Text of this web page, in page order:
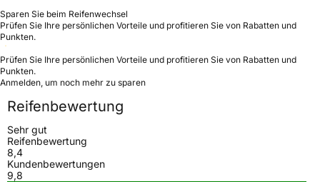
Sparen Sie beim Reifenwechsel
Prüfen Sie Ihre persönlichen Vorteile und profitieren Sie von Rabatten und
Punkten.
Prüfen Sie Ihre persönlichen Vorteile und profitieren Sie von Rabatten und
Punkten.
Anmelden, um noch mehr zu sparen
Reifenbewertung
Sehr gut
Reifenbewertung
8,4
Kundenbewertungen
9,8